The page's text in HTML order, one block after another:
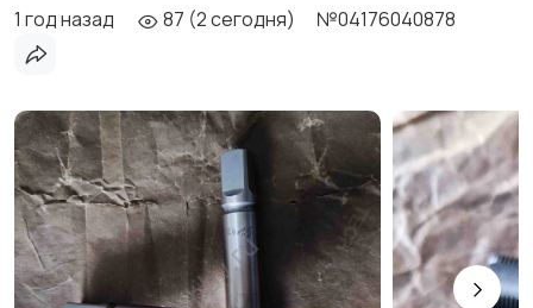
1 год назад 87 (2 сегодня) №04176040878